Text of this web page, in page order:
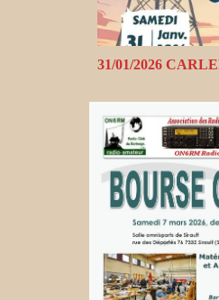
31/01/2026